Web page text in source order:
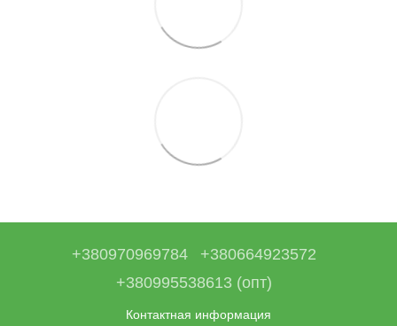
+380970969784
+380664923572
+380995538613 (опт)
Контактная информация